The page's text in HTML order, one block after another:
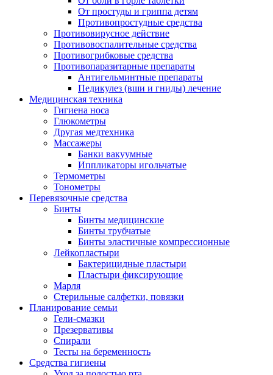
От простуды и гриппа детям
Противопростудные средства
Противовирусное действие
Противовоспалительные средства
Противогрибковые средства
Противопаразитарные препараты
Антигельминтные препараты
Педикулез (вши и гниды) лечение
Медицинская техника
Гигиена носа
Глюкометры
Другая медтехника
Массажеры
Банки вакуумные
Иппликаторы игольчатые
Термометры
Тонометры
Перевязочные средства
Бинты
Бинты медицинские
Бинты трубчатые
Бинты эластичные компрессионные
Лейкопластыри
Бактерицидные пластыри
Пластыри фиксирующие
Марля
Стерильные салфетки, повязки
Планирование семьи
Гели-смазки
Презервативы
Спирали
Тесты на беременность
Средства гигиены